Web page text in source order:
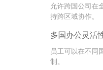
允许跨国公司在
持跨区域协作。
多国办公灵活
员工可以在不同
制。